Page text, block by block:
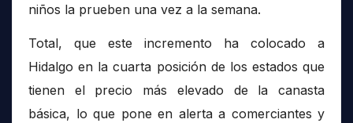
niños la prueben una vez a la semana.
Total, que este incremento ha colocado a
Hidalgo en la cuarta posición de los estados que
tienen el precio más elevado de la canasta
básica, lo que pone en alerta a comerciantes y